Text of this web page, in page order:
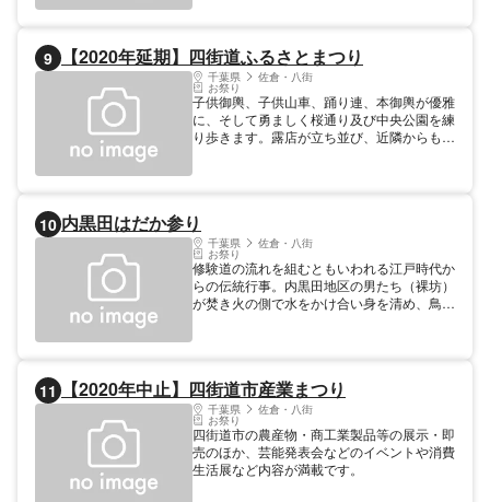
9 【2020年延期】四街道ふるさとまつり
千葉県 佐倉・八街
お祭り
子供御輿、子供山車、踊り連、本御輿が優雅
に、そして勇ましく桜通り及び中央公園を練
り歩きます。露店が立ち並び、近隣からも多
10 内黒田はだか参り
千葉県 佐倉・八街
お祭り
修験道の流れを組むともいわれる江戸時代か
らの伝統行事。内黒田地区の男たち（裸坊）
が焚き火の側で水をかけ合い身を清め、鳥居
11 【2020年中止】四街道市産業まつり
千葉県 佐倉・八街
お祭り
四街道市の農産物・商工業製品等の展示・即
売のほか、芸能発表会などのイベントや消費
生活展など内容が満載です。